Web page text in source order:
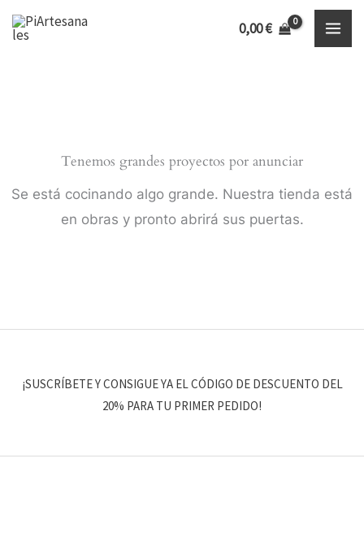
0,00€
Inicio Productos
Tenemos grandes proyectos por anunciar
Se está cocinando algo grande. Nuestra tienda está
en obras y pronto abrirá sus puertas.
¡SUSCRÍBETE Y CONSIGUE YA EL CÓDIGO DE DESCUENTO DEL
20% PARA TU PRIMER PEDIDO!